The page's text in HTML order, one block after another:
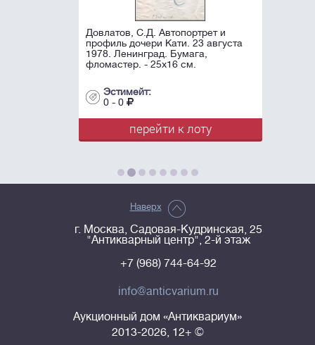
Довлатов, С.Д. Автопортрет и
профиль дочери Кати. 23 августа
1978. Ленинград. Бумага,
фломастер. - 25х16 см.
Эстимейт:
0 - 0
перейти к лоту
Наверх
г. Москва, Садовая-Кудринская, 25
"Антикварный центр", 2-й этаж
+7 (968) 744-64-92
info@anticvarium.ru
Аукционный дом «Антиквариум»
2013-2026, 12+ ©